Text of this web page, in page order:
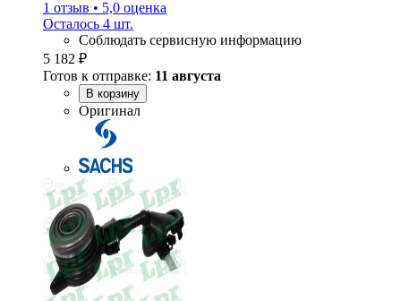
1 отзыв • 5,0 оценка
Осталось 4 шт.
Соблюдать сервисную информацию
5 182 ₽
Готов к отправке: 11 августа
В корзину
Оригинал